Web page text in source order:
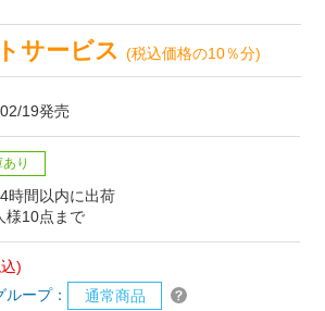
サービス(税込価格の10％分)
19発売
り
時間以内に出荷
様10点まで
)
ループ：
通常商品